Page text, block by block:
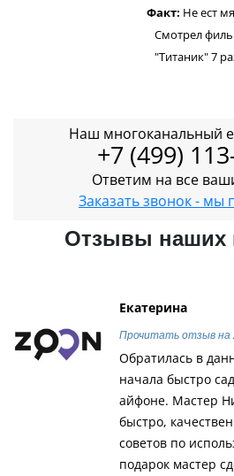
Факт: Не ест
Смотрел
"Титаник" 7
Наш многоканальный
+7 (499)
Ответим на все
Заказать звонок - мы
Отзывы наших
Екатерина
Прочитать отзыв на
Обратилась в
начала быстро
айфоне. Мастер
быстро,
советов по
подарок мастер